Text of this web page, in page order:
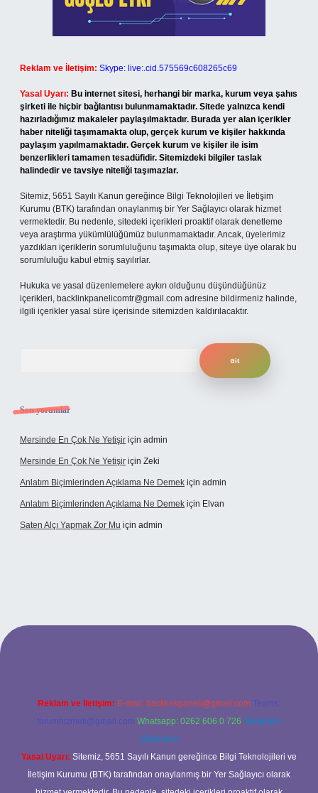
Reklam ve İletişim: Skype: live:.cid.575569c608265c69
Yasal Uyarı: Bu internet sitesi, herhangi bir marka, kurum veya şahıs
şirketi ile hiçbir bağlantısı bulunmamaktadır. Sitede yalnızca kendi
hazırladığımız makaleler paylaşılmaktadır. Burada yer alan içerikler
haber niteliği taşımamakta olup, gerçek kurum ve kişiler hakkında
paylaşım yapılmamaktadır. Gerçek kurum ve kişiler ile isim
benzerlikleri tamamen tesadüfidir. Sitemizdeki bilgiler taslak
halindedir ve tavsiye niteliği taşımazlar.
Sitemiz, 5651 Sayılı Kanun gereğince Bilgi Teknolojileri ve İletişim
Kurumu (BTK) tarafından onaylanmış bir Yer Sağlayıcı olarak hizmet
vermektedir. Bu nedenle, sitedeki içerikleri proaktif olarak denetleme
veya araştırma yükümlülüğümüz bulunmamaktadır. Ancak, üyelerimiz
yazdıkları içeriklerin sorumluluğunu taşımakta olup, siteye üye olarak bu
sorumluluğu kabul etmiş sayılırlar.
Hukuka ve yasal düzenlemelere aykırı olduğunu düşündüğünüz
içerikleri, backlinkpanelicomtr@gmail.com adresine bildirmeniz halinde,
ilgili içerikler yasal süre içerisinde sitemizden kaldırılacaktır.
Son yorumlar
Mersinde En Çok Ne Yetişir için admin
Mersinde En Çok Ne Yetişir için Zeki
Anlatım Biçimlerinden Açıklama Ne Demek için admin
Anlatım Biçimlerinden Açıklama Ne Demek için Elvan
Saten Alçı Yapmak Zor Mu için admin
Reklam ve İletişim: E-mail: backlinkpaneli@gmail.com Teams:
forumhizmeti@gmail.com Whatsapp: 0262 606 0 726 Telegram:
@karabul
Yasal Uyarı: Sitemiz, 5651 Sayılı Kanun gereğince Bilgi Teknolojileri ve
İletişim Kurumu (BTK) tarafından onaylanmış bir Yer Sağlayıcı olarak